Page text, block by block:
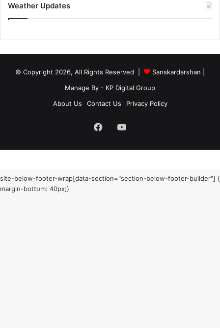
Weather Updates
© Copyright 2026, All Rights Reserved | Sanskardarshan
Manage By - KP Digital Group
About Us
Contact Us Privacy Policy
FacebookYouTube
site-below-footer-wrap[data-section="section-below-footer-builder"] {
margin-bottom: 40px;}